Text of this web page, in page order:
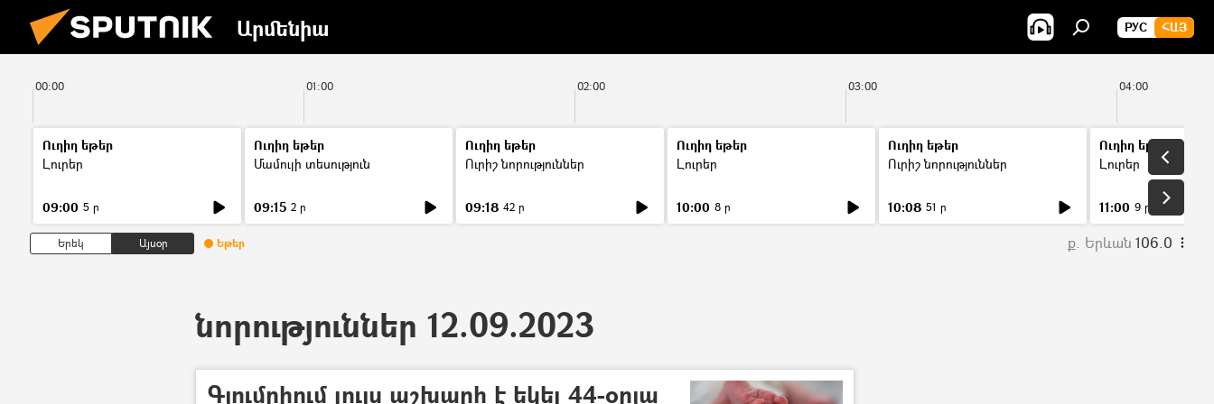
Արմենիա РУС ՀԱՅ
00:00 01:00 02:00 03:00 04:00
Ուղիղ եթեր
Լուրեր
09:00 5 ր
Ուղիղ եթեր
Մամուլի տեսություն
09:15 2 ր
Ուղիղ եթեր
Ուրիշ նորություններ
09:18 42 ր
Ուղիղ եթեր
Լուրեր
10:00 8 ր
Ուղիղ եթեր
Ուրիշ նորություններ
10:08 51 ր
Ուղիղ եթեր
Լուրեր
11:00 9 ր
Երեկ Այսօր Եթեր ք. Երևան 106.0
նորություններ 12.09.2023
Գյումրիում լույս աշխարհ է եկել 44-օրյա